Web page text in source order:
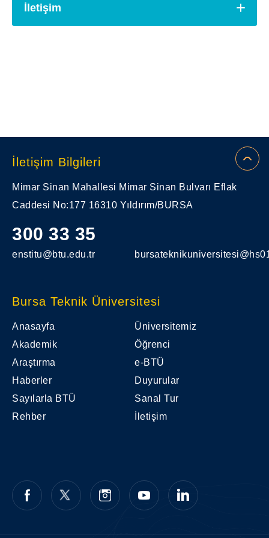
Doç. Dr. Nazlı AKÇAMLI
(Varsa) Alan Dışı Kabul
İletişim
İletişim Bilgileri
Mimar Sinan Mahallesi Mimar Sinan Bulvarı Eflak
Caddesi No:177 16310 Yıldırım/BURSA
300 33 35
enstitu@btu.edu.tr
Bursa Teknik Üniversitesi
Anasayfa
Üniversitemiz
Akademik
Öğrenci
Araştırma
e-BTÜ
Haberler
Duyurular
Sayılarla BTÜ
Sanal Tur
Rehber
İletişim